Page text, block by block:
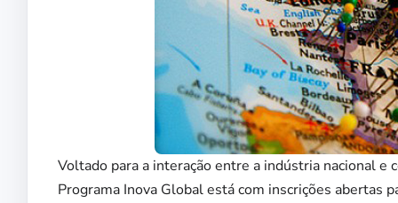
Voltado para a interação entre a indústria nacional
Programa Inova Global está com inscrições abertas